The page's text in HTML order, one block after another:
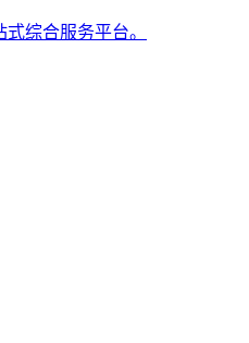
综合服务平台。